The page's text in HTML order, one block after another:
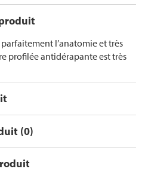
l’anatomie et très
profilée antidérapante est très
(0)